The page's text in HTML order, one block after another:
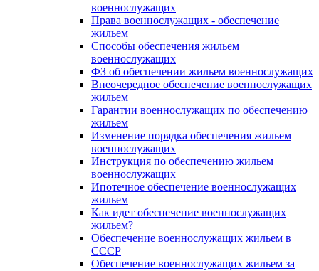
военнослужащих
Права военнослужащих - обеспечение
жильем
Способы обеспечения жильем
военнослужащих
ФЗ об обеспечении жильем военнослужащих
Внеочередное обеспечение военнослужащих
жильем
Гарантии военнослужащих по обеспечению
жильем
Изменение порядка обеспечения жильем
военнослужащих
Инструкция по обеспечению жильем
военнослужащих
Ипотечное обеспечение военнослужащих
жильем
Как идет обеспечение военнослужащих
жильем?
Обеспечение военнослужащих жильем в
СССР
Обеспечение военнослужащих жильем за